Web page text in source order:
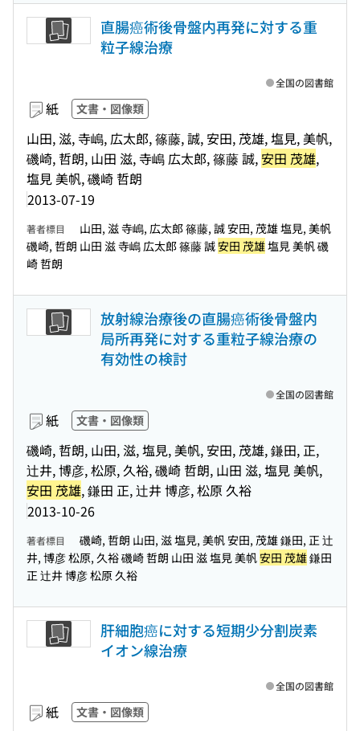
直腸癌術後骨盤内再発に対する重
粒子線治療
紙 文書・図像類
山田, 滋, 寺嶋, 広太郎, 篠藤, 誠, 安田, 茂雄, 塩見, 美帆,
磯崎, 哲朗, 山田 滋, 寺嶋 広太郎, 篠藤 誠, 安田 茂雄,
塩見 美帆, 磯崎 哲朗
2013-07-19
全国の図書館
著者標目
山田, 滋 寺嶋, 広太郎 篠藤, 誠 安田, 茂雄 塩見, 美帆
磯崎, 哲朗 山田 滋 寺嶋 広太郎 篠藤 誠安田 茂雄塩見 美帆 磯
崎 哲朗
放射線治療後の直腸癌術後骨盤内
局所再発に対する重粒子線治療の
有効性の検討
紙 文書・図像類
磯崎, 哲朗, 山田, 滋, 塩見, 美帆, 安田, 茂雄, 鎌田, 正,
辻井, 博彦, 松原, 久裕, 磯崎 哲朗, 山田 滋, 塩見 美帆,
安田 茂雄, 鎌田 正, 辻井 博彦, 松原 久裕
2013-10-26
全国の図書館
著者標目
磯崎, 哲朗 山田, 滋 塩見, 美帆 安田, 茂雄 鎌田, 正 辻
井, 博彦 松原, 久裕 磯崎 哲朗 山田 滋 塩見 美帆安田 茂雄鎌田
正 辻井 博彦 松原 久裕
肝細胞癌に対する短期少分割炭素
イオン線治療
紙 文書・図像類
全国の図書館